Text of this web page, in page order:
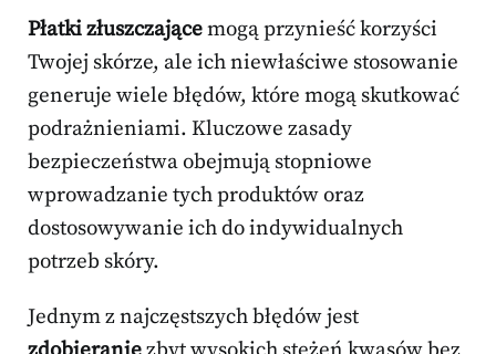
Płatki złuszczającemogą przynieść korzyści
Twojej skórze, ale ich niewłaściwe stosowanie
generuje wiele błędów, które mogą skutkować
podrażnieniami. Kluczowe zasady
bezpieczeństwa obejmują stopniowe
wprowadzanie tych produktów oraz
dostosowywanie ich do indywidualnych
potrzeb skóry.
Jednym z najczęstszych błędów jest